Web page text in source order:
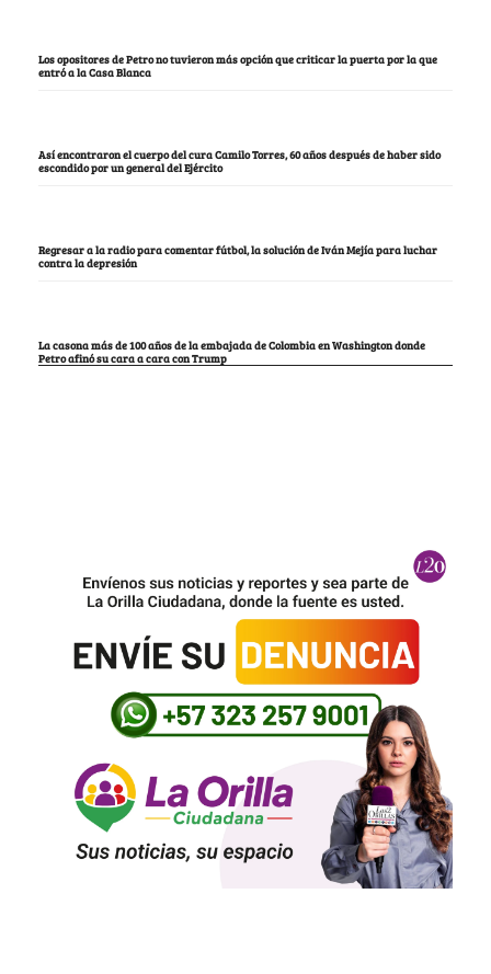
Los opositores de Petro no tuvieron más opción que criticar la puerta por la que
entró a la Casa Blanca
Así encontraron el cuerpo del cura Camilo Torres, 60 años después de haber sido
escondido por un general del Ejército
Regresar a la radio para comentar fútbol, la solución de Iván Mejía para luchar
contra la depresión
La casona más de 100 años de la embajada de Colombia en Washington donde
Petro afinó su cara a cara con Trump